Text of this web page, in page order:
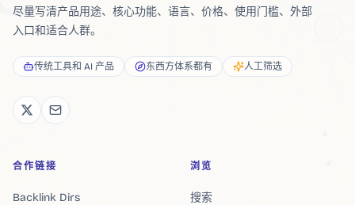
尽量写清产品用途、核心功能、语言、价格、使用门槛、外部
入口和适合人群。
传统工具和 AI 产品 东西方体系都有 人工筛选
合作链接
Backlink Dirs
浏览
搜索